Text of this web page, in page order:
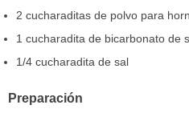
2 cucharaditas de polvo para
1 cucharadita de bicarbonato de
1/4 cucharadita de sal
Preparación